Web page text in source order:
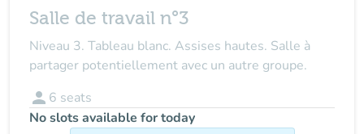
Salle de travail n°3
Niveau 3. Tableau blanc. Assises hautes. Salle à
partager potentiellement avec un autre groupe.
person 6 seats
No slots available for today